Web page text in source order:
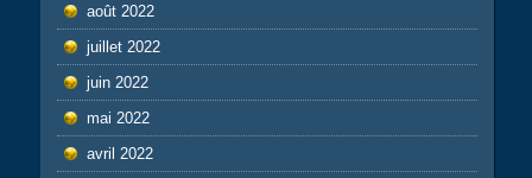
août 2022
juillet 2022
juin 2022
mai 2022
avril 2022